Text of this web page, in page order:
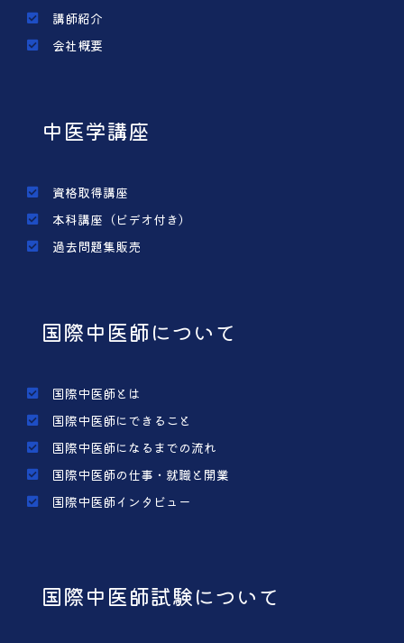
講師紹介
会社概要
中医学講座
資格取得講座
本科講座（ビデオ付き）
過去問題集販売
国際中医師について
国際中医師とは
国際中医師にできること
国際中医師になるまでの流れ
国際中医師の仕事・就職と開業
国際中医師インタビュー
国際中医師試験について